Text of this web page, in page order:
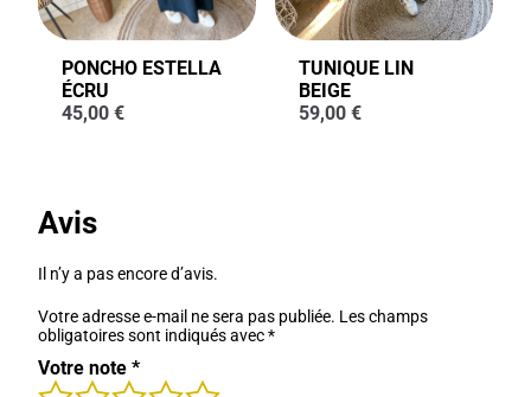
PONCHO ESTELLA
ÉCRU
45,00 €
TUNIQUE LIN
BEIGE
59,00 €
Avis
Il n’y a pas encore d’avis.
Votre adresse e-mail ne sera pas publiée. Les champs
obligatoires sont indiqués avec*
Votre note *